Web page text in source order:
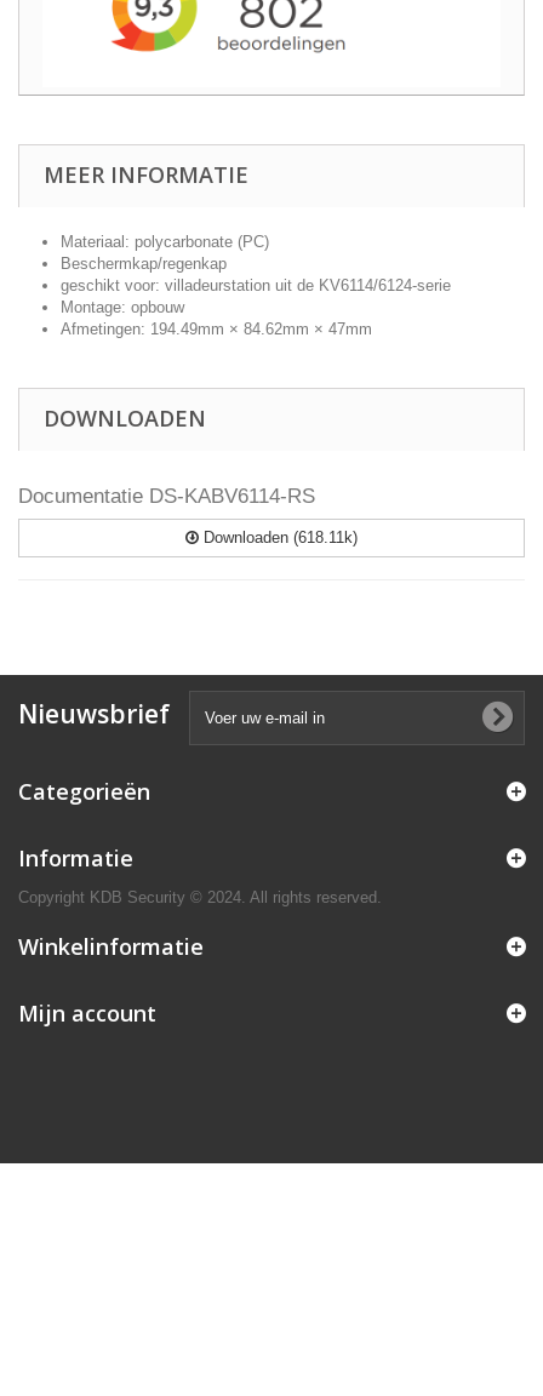
MEER INFORMATIE
Materiaal: polycarbonate (PC)
Beschermkap/regenkap
geschikt voor: villadeurstation uit de KV6114/6124-serie
Montage: opbouw
Afmetingen: 194.49mm × 84.62mm × 47mm
DOWNLOADEN
Documentatie DS-KABV6114-RS
Downloaden (618.11k)
Nieuwsbrief
Categorieën
Informatie
Copyright KDB Security © 2024. All rights reserved.
Winkelinformatie
Mijn account